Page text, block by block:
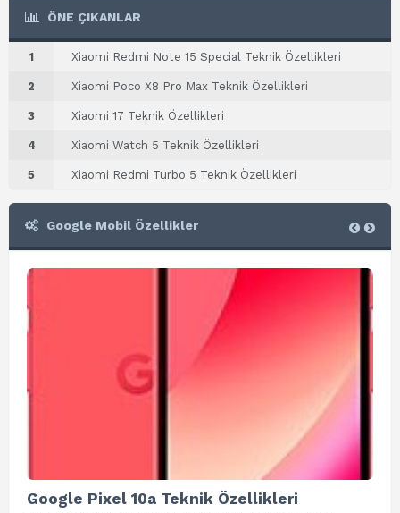
ÖNE ÇIKANLAR
1 Xiaomi Redmi Note 15 Special Teknik Özellikleri
2 Xiaomi Poco X8 Pro Max Teknik Özellikleri
3 Xiaomi 17 Teknik Özellikleri
4 Xiaomi Watch 5 Teknik Özellikleri
5 Xiaomi Redmi Turbo 5 Teknik Özellikleri
Google Mobil Özellikler
Google Pixel 10a Teknik Özellikleri